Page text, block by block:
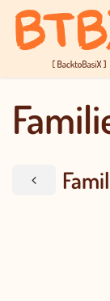
Overslaan naar inhoud